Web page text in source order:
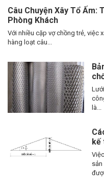
Câu Chuyện Xây Tổ Ấm:
Phòng Khách
Với nhiều cặp vợ chồng trẻ, việc
hàng loạt câu...
là...
kế